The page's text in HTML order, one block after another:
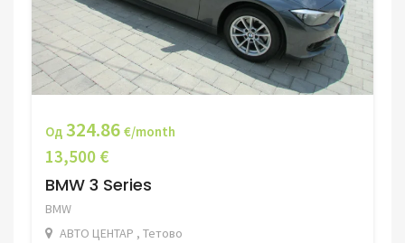
Од 324.86 €/month
13,500 €
BMW 3 Series
BMW
АВТО ЦЕНТАР , Тетово